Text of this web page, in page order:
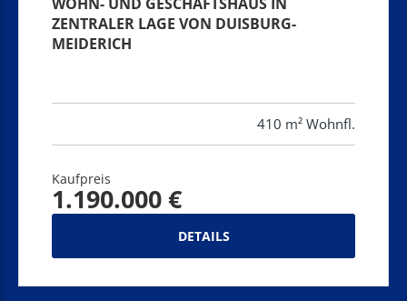
ZENTRALER LAGE VON DUISBURG-
MEIDERICH
410 m² Wohnfl.
Kaufpreis
1.190.000 €
DETAILS